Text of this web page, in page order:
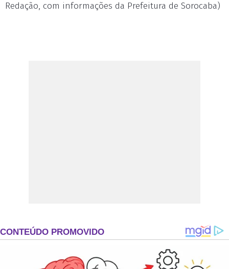
Redação, com informações da Prefeitura de Sorocaba)